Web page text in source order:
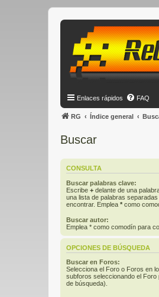
Enlaces rápidos FAQ
RG Índice general
Buscar
CONSULTA
Buscar palabras clave:
Escribe + delante de una
una lista de palabras
encontrar. Emplea * como
Buscar autor:
Emplea * como comodín para
OPCIONES DE BÚSQUEDA
Buscar en Foros:
Selecciona el Foro o Foros en
subforos seleccionando el
de búsqueda).